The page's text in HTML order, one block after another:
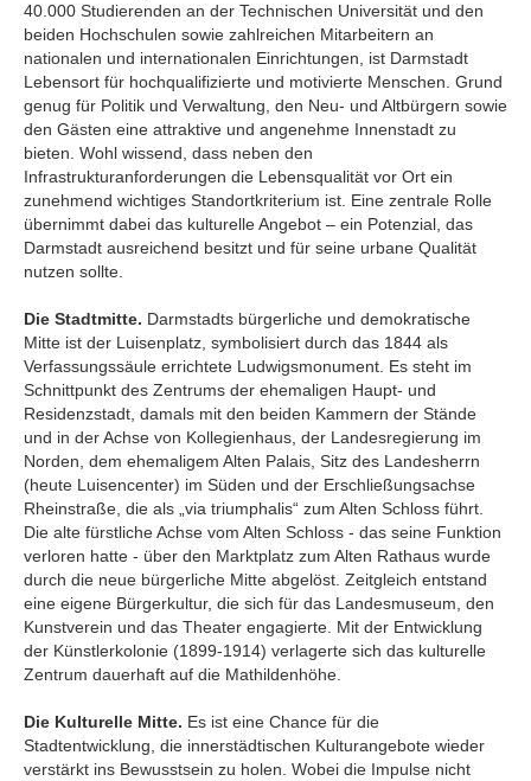
40.000 Studierenden an der Technischen Universität und den
beiden Hochschulen sowie zahlreichen Mitarbeitern an
nationalen und internationalen Einrichtungen, ist Darmstadt
Lebensort für hochqualifizierte und motivierte Menschen. Grund
genug für Politik und Verwaltung, den Neu- und Altbürgern sowie
den Gästen eine attraktive und angenehme Innenstadt zu
bieten. Wohl wissend, dass neben den
Infrastrukturanforderungen die Lebensqualität vor Ort ein
zunehmend wichtiges Standortkriterium ist. Eine zentrale Rolle
übernimmt dabei das kulturelle Angebot – ein Potenzial, das
Darmstadt ausreichend besitzt und für seine urbane Qualität
nutzen sollte.
Die Stadtmitte. Darmstadts bürgerliche und demokratische
Mitte ist der Luisenplatz, symbolisiert durch das 1844 als
Verfassungssäule errichtete Ludwigsmonument. Es steht im
Schnittpunkt des Zentrums der ehemaligen Haupt- und
Residenzstadt, damals mit den beiden Kammern der Stände
und in der Achse von Kollegienhaus, der Landesregierung im
Norden, dem ehemaligem Alten Palais, Sitz des Landesherrn
(heute Luisencenter) im Süden und der Erschließungsachse
Rheinstraße, die als „via triumphalis“ zum Alten Schloss führt.
Die alte fürstliche Achse vom Alten Schloss - das seine Funktion
verloren hatte - über den Marktplatz zum Alten Rathaus wurde
durch die neue bürgerliche Mitte abgelöst. Zeitgleich entstand
eine eigene Bürgerkultur, die sich für das Landesmuseum, den
Kunstverein und das Theater engagierte. Mit der Entwicklung
der Künstlerkolonie (1899-1914) verlagerte sich das kulturelle
Zentrum dauerhaft auf die Mathildenhöhe.
Die Kulturelle Mitte. Es ist eine Chance für die
Stadtentwicklung, die innerstädtischen Kulturangebote wieder
verstärkt ins Bewusstsein zu holen. Wobei die Impulse nicht